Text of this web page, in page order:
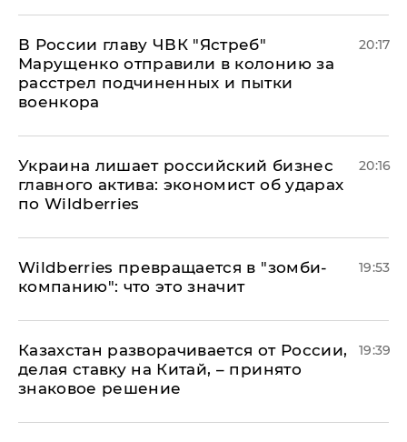
В России главу ЧВК "Ястреб"
Марущенко отправили в колонию за
расстрел подчиненных и пытки
военкора
20:17
​Украина лишает российский бизнес
главного актива: экономист об ударах
по Wildberries
20:16
Wildberries превращается в "зомби-
компанию": что это значит
19:53
Казахстан разворачивается от России,
делая ставку на Китай, – принято
знаковое решение
19:39